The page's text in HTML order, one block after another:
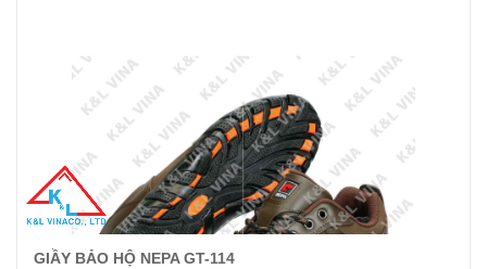
GIẦY BẢO HỘ NEPA GT-114